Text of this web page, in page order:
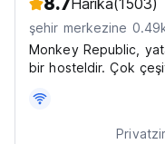
Harika(1503)
şehir merkezine
Monkey Republic,
bir hosteldir. Çok
yarışması, bilardo